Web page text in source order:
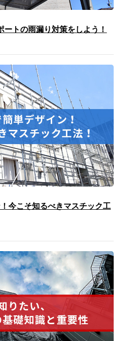
トの雨漏り対策をしよう！
今こそ知るべきマスチック工